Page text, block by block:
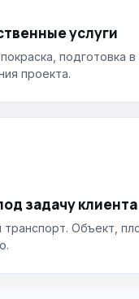
услуги
покраска, подготовка
проекта.
задачу клиента
Объект,